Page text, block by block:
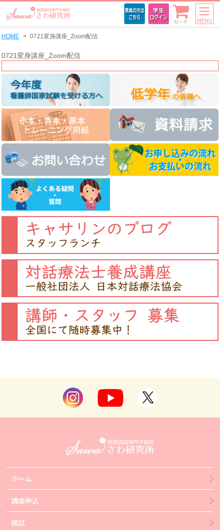
カート MENU
HOME 0721変身講座_Zoom配信
0721変身講座_Zoom配信
ホーム
講座申込
模試